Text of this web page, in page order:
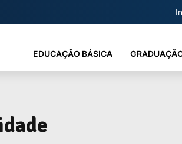
EDUCAÇÃO BÁSICA